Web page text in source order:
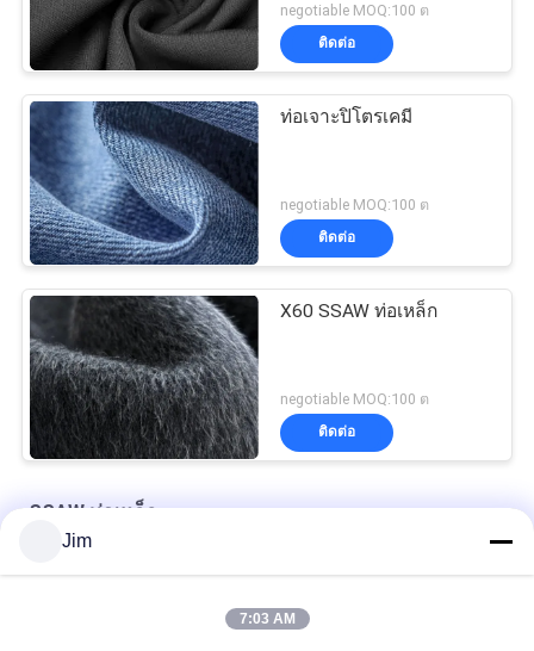
negotiable MOQ:100 ต
ติดต่อ
ท่อเจาะปิโตรเคมี
negotiable MOQ:100 ต
ติดต่อ
X60 SSAW ท่อเหล็ก
negotiable MOQ:100 ต
ติดต่อ
SSAW ท่อเหล็ก
ท่อเจาะปิโตรเคมี ท่อเหล็กช่องว่าง
Jim
7:03 AM